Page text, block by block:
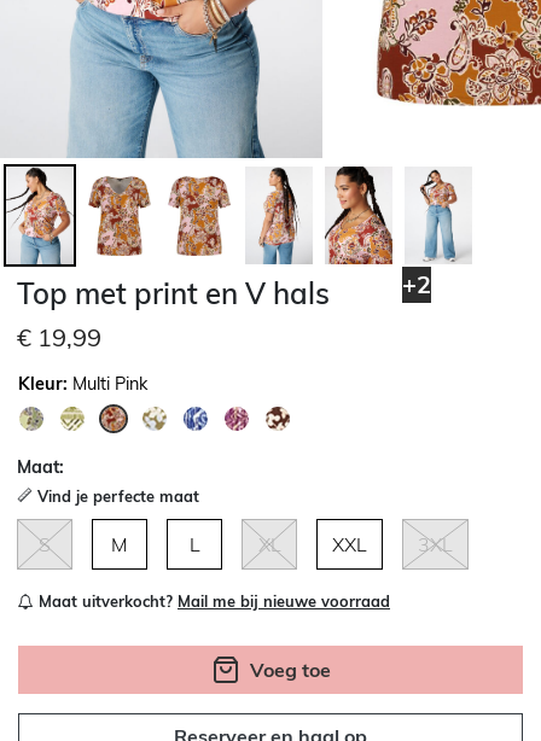
+2
Top met print en V hals
€ 19,99
Kleur: Multi Pink
Maat:
Vind je perfecte maat
S M L XL XXL 3XL
Maat uitverkocht? Mail me bij nieuwe voorraad
Voeg toe
Reserveer en haal op